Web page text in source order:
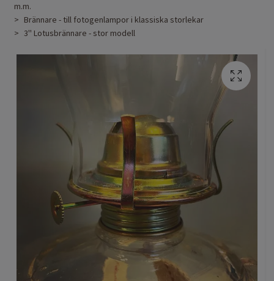
m.m.
Brännare - till fotogenlampor i klassiska storlekar
3'' Lotusbrännare - stor modell